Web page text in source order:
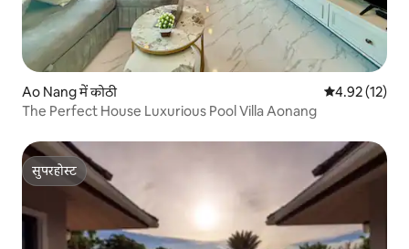
Ao Nang में कोठी औसत रेटिंग 5 में
4.92 (12)
The Perfect House Luxurious Pool Villa Aonang
सुपरहोस्ट
सुपरहोस्ट